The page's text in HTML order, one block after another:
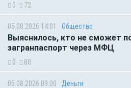
0 72
05.08.2026 14:01 Общество
Выяснилось, кто не сможет
загранпаспорт через МФЦ
0 80
05.08.2026 09:00 Деньги